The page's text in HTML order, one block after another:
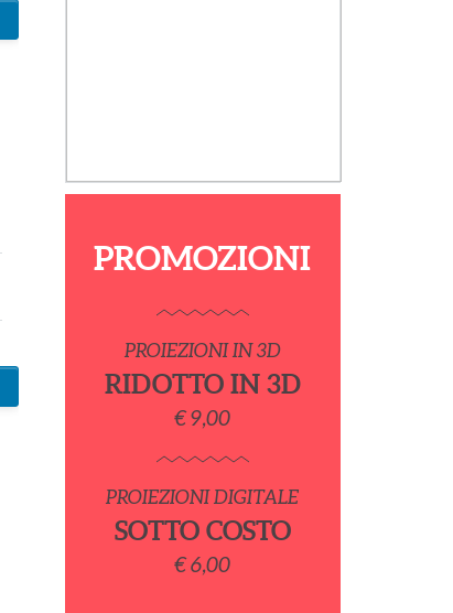
PROMOZIONI
PROIEZIONI IN 3D
RIDOTTO IN 3D
€ 9,00
PROIEZIONI DIGITALE
SOTTO COSTO
€ 6,00